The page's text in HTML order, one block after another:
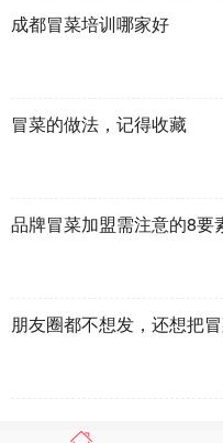
成都冒菜培训哪家好
冒菜的做法，记得收藏
品牌冒菜加盟需注意的8要
朋友圈都不想发，还想把